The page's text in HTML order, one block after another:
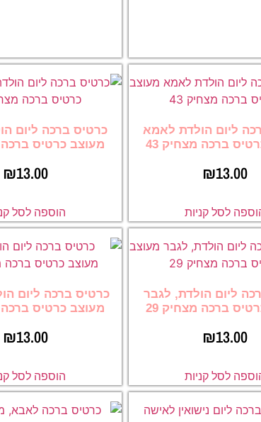
ליום הולדת לאמא
ברכה מצחיק 43
₪13.00
לסל קניות
כרטיס ברכה ליום
מעוצב כרטיס ברכה
₪13.00
הוספה לסל
ליום הולדת, לגבר
ברכה מצחיק 29
₪13.00
לסל קניות
כרטיס ברכה ליום
מעוצב כרטיס ברכה
₪13.00
הוספה לסל